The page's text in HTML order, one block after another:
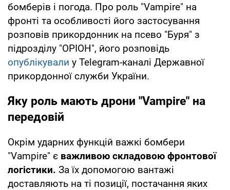
бомберів і погода. Про роль "Vampire" на
фронті та особливості його застосування
розповів прикордонник на псево "Буря" з
підрозділу "ОРІОН", його розповідь
опублікували у Telegram-каналі Державної
прикордонної служби України.
Яку роль мають дрони "Vampire" на
передовій
Окрім ударних функцій важкі бомбери
"Vampire" є важливою складовою фронтової
логістики. За їх допомогою вантажі
доставляють на ті позиції, постачання яких